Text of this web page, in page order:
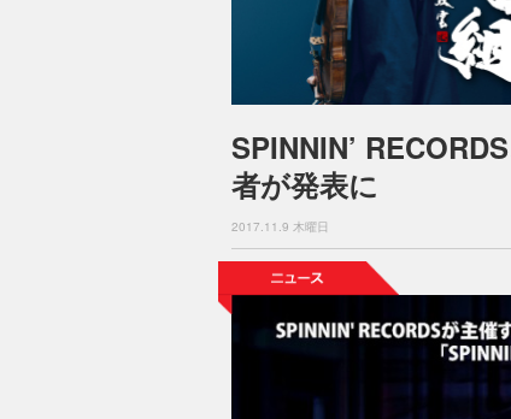
SPINNIN’
者が発表に
2017.11.9 木曜日